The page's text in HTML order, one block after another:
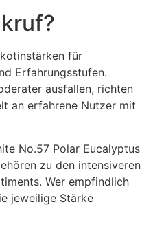
für
Erfahrungsstufen.
ausfallen, richten
an erfahrene Nutzer mit
No.57 Polar Eucalyptus
zu den intensiveren
Wer empfindlich
jeweilige Stärke